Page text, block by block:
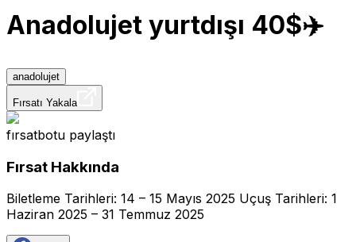
Anadolujet yurtdışı 40$✈️
anadolujet
Fırsatı Yakala
fırsatbotu paylaştı
Fırsat Hakkında
Biletleme Tarihleri: 14 – 15 Mayıs 2025 Uçuş Tarihleri: 1
Haziran 2025 – 31 Temmuz 2025